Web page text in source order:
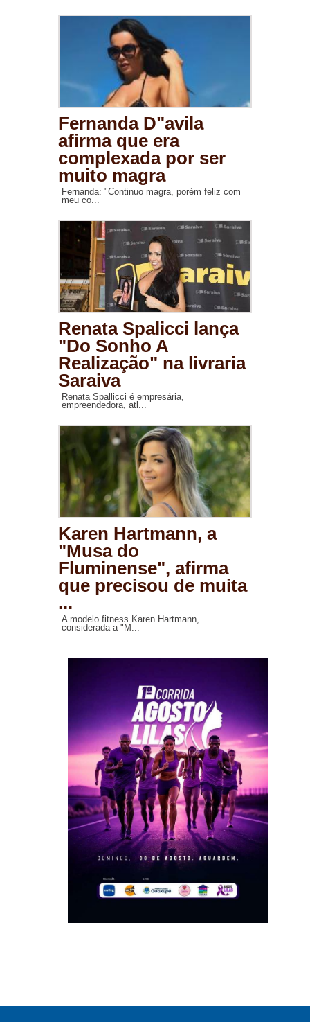
Fernanda D"avila
afirma que era
complexada por ser
muito magra
Fernanda: "Continuo magra, porém feliz com
meu co...
Renata Spalicci lança
"Do Sonho A
Realização" na livraria
Saraiva
Renata Spallicci é empresária,
empreendedora, atl...
Karen Hartmann, a
"Musa do
Fluminense", afirma
que precisou de muita
...
A modelo fitness Karen Hartmann,
considerada a "M...